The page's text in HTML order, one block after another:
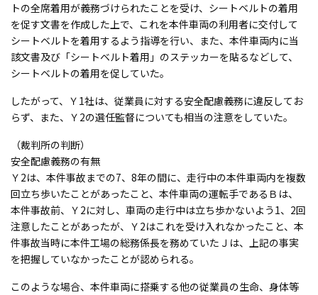
トの全席着用が義務づけられたことを受け、シートベルトの着用
を促す文書を作成した上で、これを本件車両の利用者に交付して
シートベルトを着用するよう指導を行い、また、本件車両内に当
該文書及び「シートベルト着用」のステッカーを貼るなどして、
シートベルトの着用を促していた。
したがって、Ｙ1社は、従業員に対する安全配慮義務に違反してお
らず、また、Ｙ2の選任監督についても相当の注意をしていた。
（裁判所の判断）
安全配慮義務の有無
Ｙ2は、本件事故までの7、8年の間に、走行中の本件車両内を複数
回立ち歩いたことがあったこと、本件車両の運転手であるＢは、
本件事故前、Ｙ2に対し、車両の走行中は立ち歩かないよう1、2回
注意したことがあったが、Ｙ2はこれを受け入れなかったこと、本
件事故当時に本件工場の総務係長を務めていたＪは、上記の事実
を把握していなかったことが認められる。
このような場合、本件車両に搭乗する他の従業員の生命、身体等